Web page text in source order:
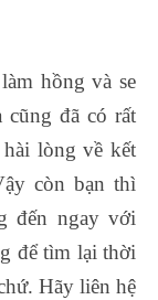
hồng và se
đã có rất
lòng về kết
còn bạn thì
đến ngay với
để tìm lại thời
Hãy liên hệ